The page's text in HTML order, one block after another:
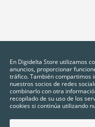
En Digidelta Store utilizamos
anuncios, proporcionar
tráfico. También compartimos
nuestros socios de redes
combinarlo con otra
recopilado de su uso de los
cookies si continúa utilizando